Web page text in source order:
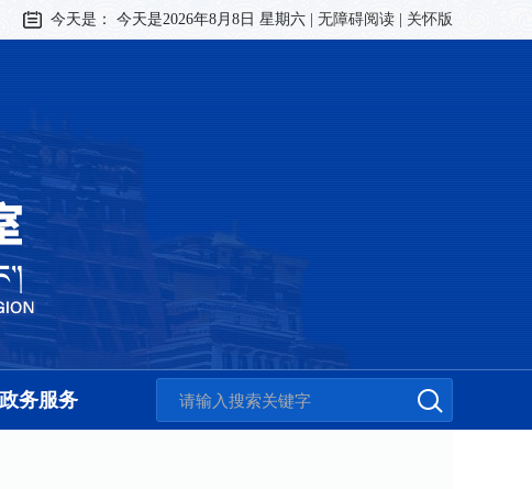
今天是： 今天是2026年8月8日 星期六 无障碍阅读 关怀版
政务服务